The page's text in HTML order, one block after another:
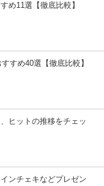
め11選【徹底比較】
すめ40選【徹底比較】
ヒットの推移をチェッ
ンチェキなどプレゼン